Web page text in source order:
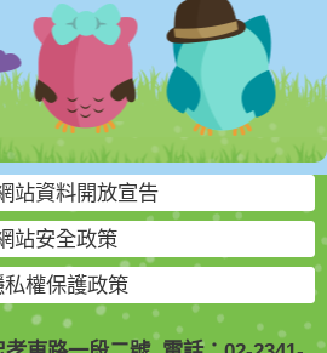
站資料開放宣告
站安全政策
私權保護政策